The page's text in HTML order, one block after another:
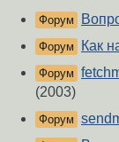
Форум
Форум Как
Форум
(2003)
Форум